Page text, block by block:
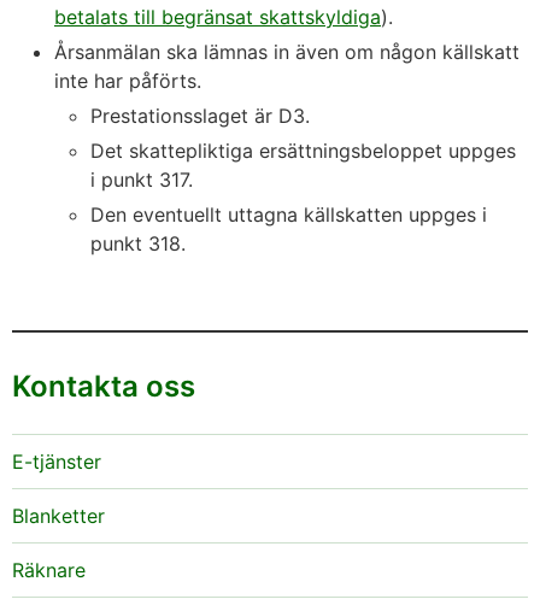
betalats till begränsat skattskyldiga).
Årsanmälan ska lämnas in även om någon källskatt
inte har påförts.
Prestationsslaget är D3.
Det skattepliktiga ersättningsbeloppet uppges
i punkt 317.
Den eventuellt uttagna källskatten uppges i
punkt 318.
Kontakta oss
E-tjänster
Blanketter
Räknare